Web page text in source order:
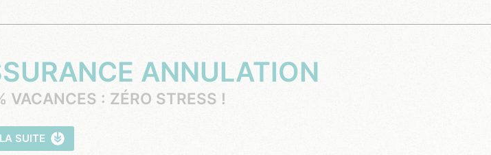
ANNULATION
VACANCES : ZÉRO STRESS !
LA SUITE